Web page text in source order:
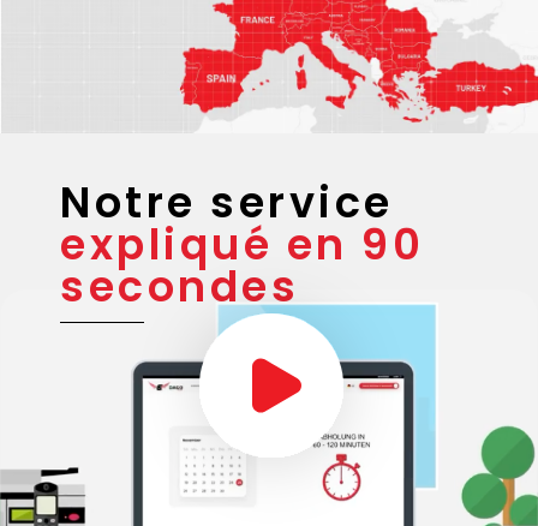
Notre service
expliqué en 90
secondes